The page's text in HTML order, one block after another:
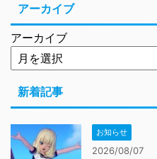
アーカイブ
アーカイブ
新着記事
お知らせ
2026/08/07